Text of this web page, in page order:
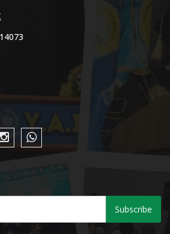
Subscribe